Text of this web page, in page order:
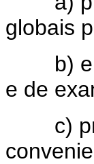
globais
b)
e de
c)